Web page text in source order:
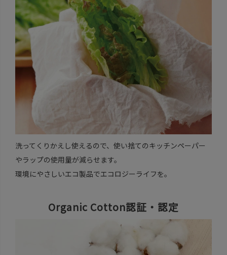
洗ってくりかえし使えるので、使い捨てのキッチンペーパー
やラップの使用量が減らせます。
環境にやさしいエコ製品でエコロジーライフを。
Organic Cotton認証・認定